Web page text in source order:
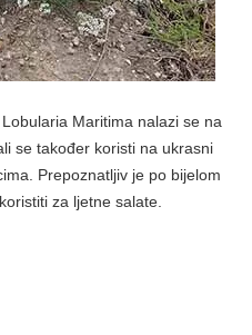
Maritima nalazi se na
se također koristi na ukrasni
Prepoznatljiv je po bijelom
za ljetne salate.